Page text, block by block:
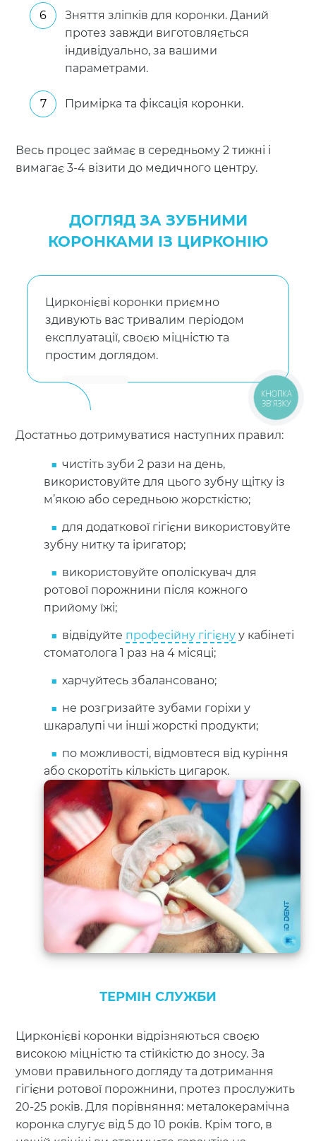
Зняття зліпків для коронки. Даний
протез завжди виготовляється
індивідуально, за вашими
параметрами.
Примірка та фіксація коронки.
Весь процес займає в середньому 2 тижні і
вимагає 3-4 візити до медичного центру.
ДОГЛЯД ЗА ЗУБНИМИ
КОРОНКАМИ ІЗ ЦИРКОНІЮ
Цирконієві коронки приємно
здивують вас тривалим періодом
експлуатації, своєю міцністю та
простим доглядом.
Достатньо дотримуватися наступних правил:
чистіть зуби 2 рази на день,
використовуйте для цього зубну щітку із
м’якою або середньою жорсткістю;
для додаткової гігієни використовуйте
зубну нитку та іригатор;
використовуйте ополіскувач для
ротової порожнини після кожного
прийому їжі;
відвідуйте професійну гігієну у кабінеті
стоматолога 1 раз на 4 місяці;
харчуйтесь збалансовано;
не розгризайте зубами горіхи у
шкаралупі чи інші жорсткі продукти;
по можливості, відмовтеся від куріння
або скоротіть кількість цигарок.
ТЕРМІН СЛУЖБИ
Цирконієві коронки відрізняються своєю
високою міцністю та стійкістю до зносу. За
умови правильного догляду та дотримання
гігієни ротової порожнини, протез прослужить
20-25 років. Для порівняння: металокерамічна
коронка слугує від 5 до 10 років. Крім того, в
КНОПКА
ЗВ'ЯЗКУ